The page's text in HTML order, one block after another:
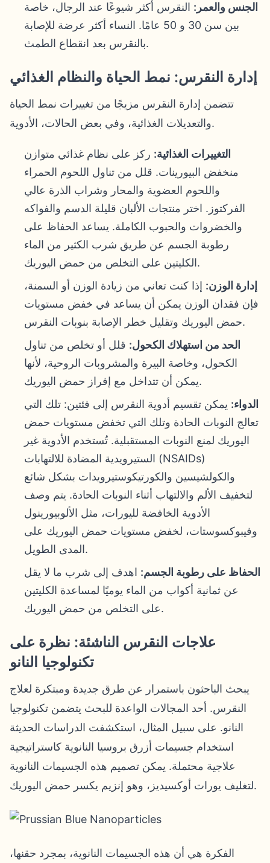
الجنس والعمر: النقرس أكثر شيوعًا عند الرجال، خاصة
بين سن 30 و 50 عامًا. النساء أكثر عرضة للإصابة
بالنقرس بعد انقطاع الطمث.
إدارة النقرس: نمط الحياة والنظام الغذائي
تتضمن إدارة النقرس مزيجًا من تغييرات نمط الحياة
والتعديلات الغذائية، وفي بعض الحالات، الأدوية.
التغييرات الغذائية: ركز على نظام غذائي متوازن
منخفض البيورينات. قلل من تناول اللحوم الحمراء
واللحوم العضوية والمحار وشراب الذرة عالي
الفركتوز. اختر منتجات الألبان قليلة الدسم والفواكه
والخضروات والحبوب الكاملة. يساعد الحفاظ على
رطوبة الجسم عن طريق شرب الكثير من الماء
الكليتين على التخلص من حمض اليوريك.
إدارة الوزن: إذا كنت تعاني من زيادة الوزن أو السمنة،
فإن فقدان الوزن يمكن أن يساعد في خفض مستويات
حمض اليوريك وتقليل خطر الإصابة بنوبات النقرس.
الحد من استهلاك الكحول: قلل أو تخلص من تناول
الكحول، وخاصة البيرة والمشروبات الروحية، لأنها
يمكن أن تتداخل مع إفراز حمض اليوريك.
الدواء: يمكن تقسيم أدوية النقرس إلى فئتين: تلك التي
تعالج النوبات الحادة وتلك التي تخفض مستويات حمض
اليوريك لمنع النوبات المستقبلية. تُستخدم الأدوية غير
الستيرويدية المضادة للالتهابات (NSAIDs)
والكولشيسين والكورتيكوستيرويدات بشكل شائع
لتخفيف الألم والالتهاب أثناء النوبات الحادة. يتم وصف
الأدوية الخافضة لليورات، مثل الألوبيورينول
وفيبوكسوستات، لخفض مستويات حمض اليوريك على
المدى الطويل.
الحفاظ على رطوبة الجسم: اهدف إلى شرب ما لا يقل
عن ثمانية أكواب من الماء يوميًا لمساعدة الكليتين
على التخلص من حمض اليوريك.
علاجات النقرس الناشئة: نظرة على
تكنولوجيا النانو
يبحث الباحثون باستمرار عن طرق جديدة ومبتكرة لعلاج
النقرس. أحد المجالات الواعدة للبحث يتضمن تكنولوجيا
النانو. على سبيل المثال، استكشفت الدراسات الحديثة
استخدام جسيمات أزرق بروسيا النانوية كاستراتيجية
علاجية محتملة. يمكن تصميم هذه الجسيمات النانوية
لتغليف يورات أوكسيديز، وهو إنزيم يكسر حمض اليوريك.
الفكرة هي أن هذه الجسيمات النانوية، بمجرد حقنها،